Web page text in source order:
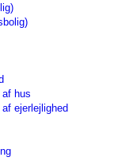
hus
ejerlejlighed